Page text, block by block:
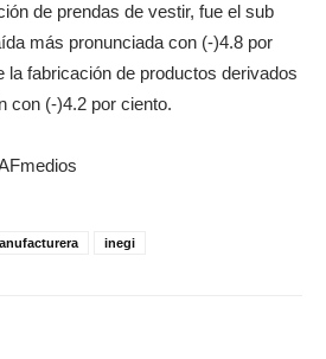
de prendas de vestir, fue el sub
más pronunciada con (-)4.8 por
la fabricación de productos derivados
con (-)4.2 por ciento.
inegi